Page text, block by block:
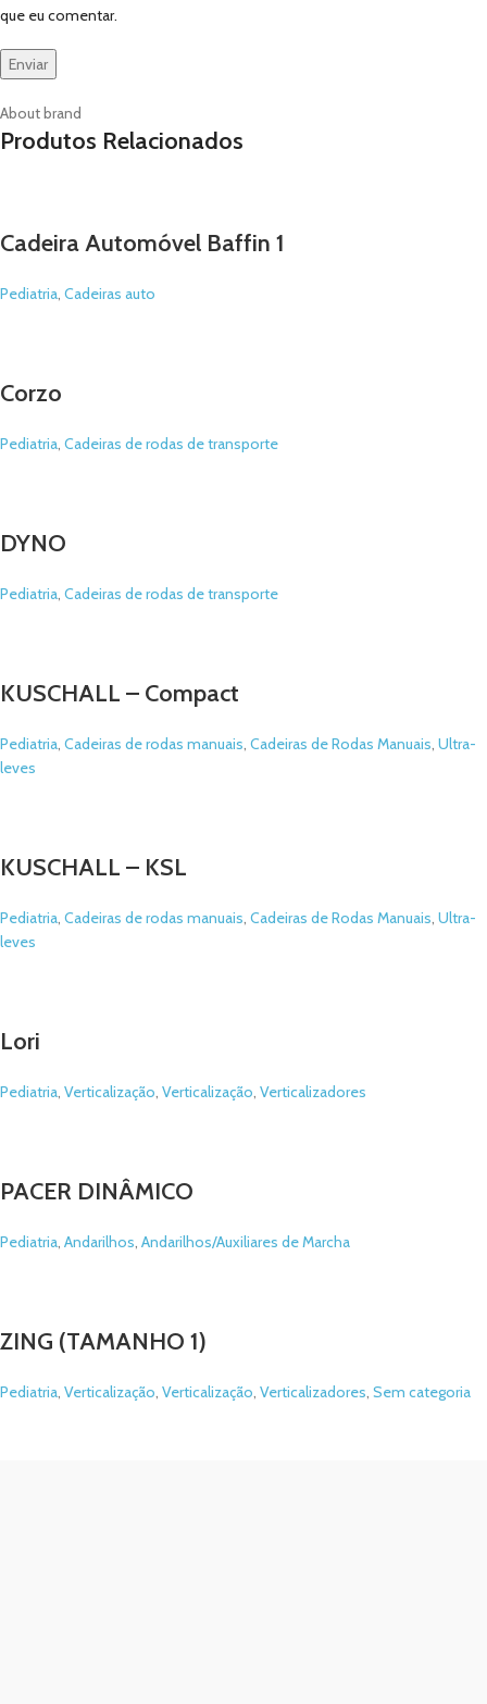
que eu comentar.
About brand
Produtos Relacionados
Cadeira Automóvel Baffin 1
Pediatria, Cadeiras auto
Corzo
Pediatria, Cadeiras de rodas de transporte
DYNO
Pediatria, Cadeiras de rodas de transporte
KUSCHALL – Compact
Pediatria, Cadeiras de rodas manuais, Cadeiras de Rodas Manuais, Ultra-
leves
KUSCHALL – KSL
Pediatria, Cadeiras de rodas manuais, Cadeiras de Rodas Manuais, Ultra-
leves
Lori
Pediatria, Verticalização, Verticalização, Verticalizadores
PACER DINÂMICO
Pediatria, Andarilhos, Andarilhos/Auxiliares de Marcha
ZING (TAMANHO 1)
Pediatria, Verticalização, Verticalização, Verticalizadores, Sem categoria